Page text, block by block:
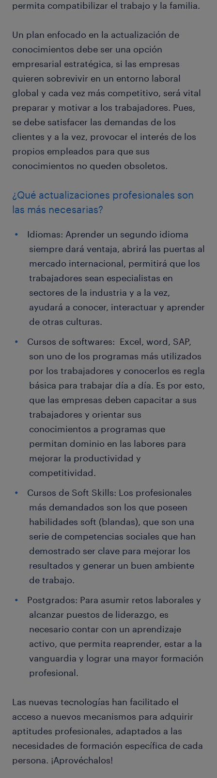
permita compatibilizar el trabajo y la familia.
Un plan enfocado en la actualización de
conocimientos debe ser una opción
empresarial estratégica, si las empresas
quieren sobrevivir en un entorno laboral
global y cada vez más competitivo, será vital
preparar y motivar a los trabajadores. Pues,
se debe satisfacer las demandas de los
clientes y a la vez, provocar el interés de los
propios empleados para que sus
conocimientos no queden obsoletos.
¿Qué actualizaciones profesionales son
las más necesarias?
Idiomas: Aprender un segundo idioma
siempre dará ventaja, abrirá las puertas al
mercado internacional, permitirá que los
trabajadores sean especialistas en
sectores de la industria y a la vez,
ayudará a conocer, interactuar y aprender
de otras culturas.
Cursos de softwares: Excel, word, SAP,
son uno de los programas más utilizados
por los trabajadores y conocerlos es regla
básica para trabajar día a día. Es por esto,
que las empresas deben capacitar a sus
trabajadores y orientar sus
conocimientos a programas que
permitan dominio en las labores para
mejorar la productividad y
competitividad.
Cursos de Soft Skills: Los profesionales
más demandados son los que poseen
habilidades soft (blandas), que son una
serie de competencias sociales que han
demostrado ser clave para mejorar los
resultados y generar un buen ambiente
de trabajo.
Postgrados: Para asumir retos laborales y
alcanzar puestos de liderazgo, es
necesario contar con un aprendizaje
activo, que permita reaprender, estar a la
vanguardia y lograr una mayor formación
profesional.
Las nuevas tecnologías han facilitado el
acceso a nuevos mecanismos para adquirir
aptitudes profesionales, adaptados a las
necesidades de formación específica de cada
persona. ¡Aprovéchalos!